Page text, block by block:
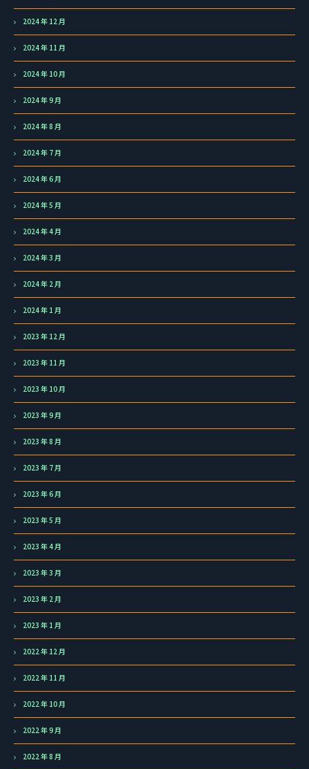
2024 年 12 月
2024 年 11 月
2024 年 10 月
2024 年 9 月
2024 年 8 月
2024 年 7 月
2024 年 6 月
2024 年 5 月
2024 年 4 月
2024 年 3 月
2024 年 2 月
2024 年 1 月
2023 年 12 月
2023 年 11 月
2023 年 10 月
2023 年 9 月
2023 年 8 月
2023 年 7 月
2023 年 6 月
2023 年 5 月
2023 年 4 月
2023 年 3 月
2023 年 2 月
2023 年 1 月
2022 年 12 月
2022 年 11 月
2022 年 10 月
2022 年 9 月
2022 年 8 月